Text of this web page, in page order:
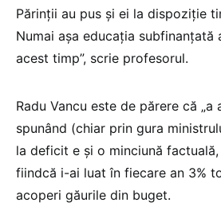
Părinții au pus și ei la dispoziție
Numai așa educația
acest timp”, scrie profesorul.
Radu Vancu este de părere că „a
spunând (chiar prin gura
la deficit e și o minciună
fiindcă i-ai luat în fiecare an 3%
acoperi găurile din buget.